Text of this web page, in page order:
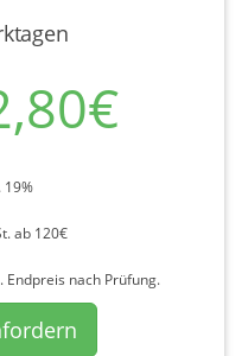
19%
ab 120€
nach Prüfung.